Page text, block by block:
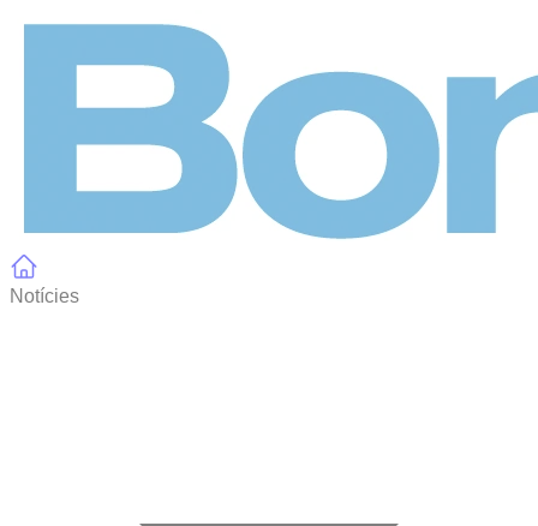
Notícies